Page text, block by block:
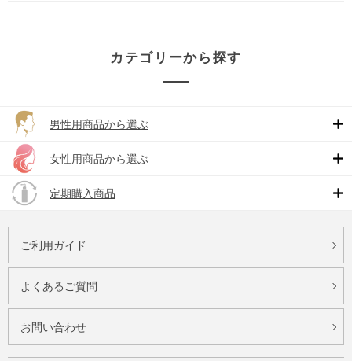
カテゴリーから探す
男性用商品から選ぶ
女性用商品から選ぶ
定期購入商品
ご利用ガイド
よくあるご質問
お問い合わせ